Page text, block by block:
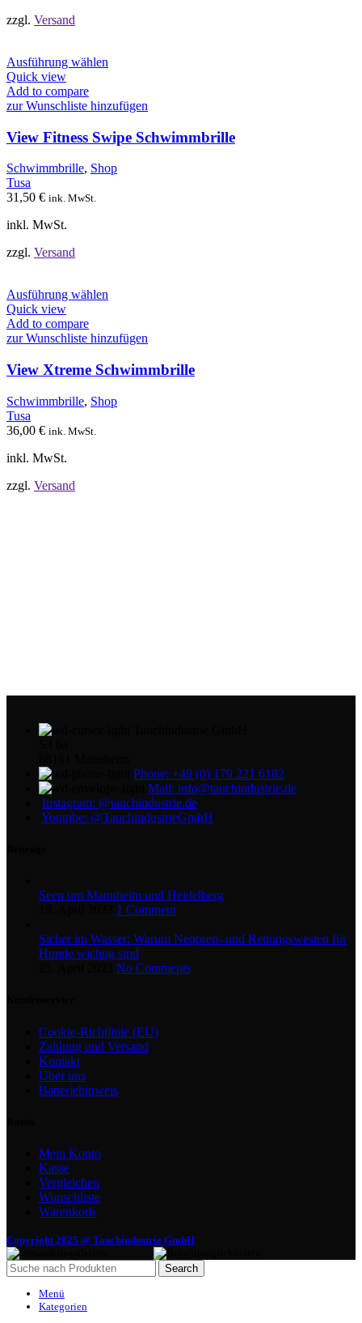
zzgl. Versand
Ausführung wählen
mehrere
auf.
Die
Optionen
können
Quick view
Add to compare
zur Wunschliste hinzufügen
View Fitness Swipe Schwimmbrille
Schwimmbrille, Shop
Tusa
31,50 € ink. MwSt.
inkl. MwSt.
zzgl. Versand
Ausführung wählen
mehrere
auf.
Optionen
können
Quick view
Add to compare
zur Wunschliste hinzufügen
View Xtreme Schwimmbrille
Schwimmbrille, Shop
Tusa
36,00 € ink. MwSt.
inkl. MwSt.
zzgl. Versand
Phone: +49 (0) 179 221 6182
Mail: info@tauchindustrie.de
Instagram: @tauchindustrie.de
Youtube: @TauchindustrieGmbH
Seen um Mannheim und Heidelberg
1 Comment
Sicher im Wasser: Warum Neopren- und Rettungswesten für
Hunde wichtig sind
No Comments
Cookie-Richtlinie (EU)
Zahlung und Versand
Kontakt
Über uns
Batteriehinweis
Mein Konto
Kasse
Vergleichen
Wunschliste
Warenkorb
Copyright 2025 @ Tauchindustrie GmbH
Search
Menü
Kategorien